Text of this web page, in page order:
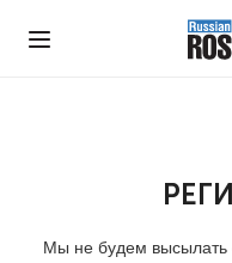
Мы не будем высылать